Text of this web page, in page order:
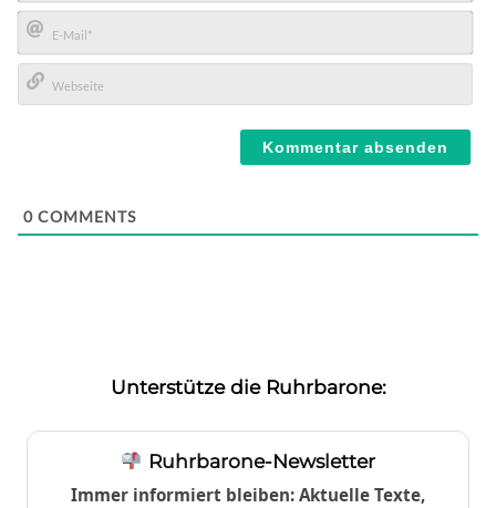
Name*
E-
Mail*
0 COMMENTS
Unterstütze die Ruhrbarone:
Ruhrbarone-Newsletter
Immer informiert bleiben: Aktuelle Texte,